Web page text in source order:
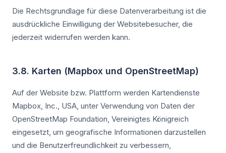
Die Rechtsgrundlage für diese Datenverarbeitung ist die
ausdrückliche Einwilligung der Websitebesucher, die
jederzeit widerrufen werden kann.
3.8. Karten (Mapbox und OpenStreetMap)
Auf der Website bzw. Plattform werden Kartendienste
Mapbox, Inc., USA, unter Verwendung von Daten der
OpenStreetMap Foundation, Vereinigtes Königreich
eingesetzt, um geografische Informationen darzustellen
und die Benutzerfreundlichkeit zu verbessern,